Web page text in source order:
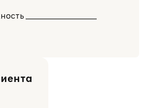
__________________